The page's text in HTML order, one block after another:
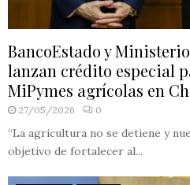
BancoEstado y
lanzan crédito especial
MiPymes agrícolas en
27/05/2026 0
“La agricultura no se detiene y
objetivo de fortalecer al...